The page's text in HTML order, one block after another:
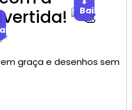
Baixar
graça e desenhos sem